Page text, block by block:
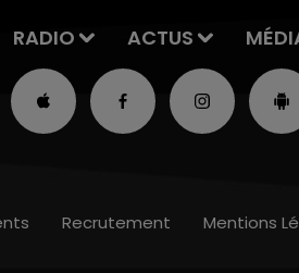
RADIO ACTUS
Recrutement Mentions